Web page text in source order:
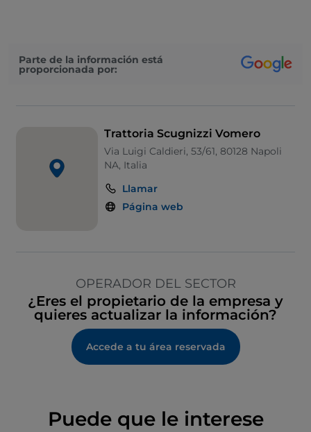
Parte de la información está
proporcionada por:
Trattoria Scugnizzi Vomero
Via Luigi Caldieri, 53/61, 80128 Napoli
NA, Italia
Llamar
Página web
OPERADOR DEL SECTOR
¿Eres el propietario de la empresa y
quieres actualizar la información?
Accede a tu área reservada
Puede que le interese